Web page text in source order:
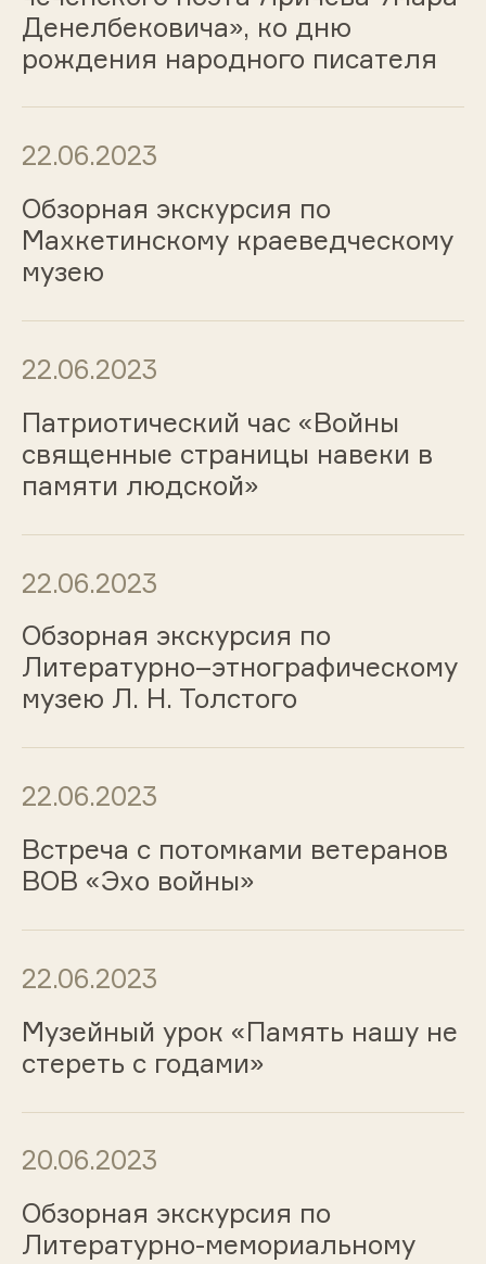
Денелбековича», ко дню
рождения народного писателя
22.06.2023
Обзорная экскурсия по
Махкетинскому краеведческому
музею
22.06.2023
Патриотический час «Войны
священные страницы навеки в
памяти людской»
22.06.2023
Обзорная экскурсия по
Литературно–этнографическому
музею Л. Н. Толстого
22.06.2023
Встреча с потомками ветеранов
ВОВ «Эхо войны»
22.06.2023
Музейный урок «Память нашу не
стереть с годами»
20.06.2023
Обзорная экскурсия по
Литературно-мемориальному